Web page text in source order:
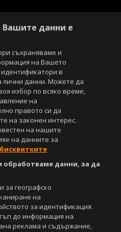
Вашите данни е
съхраняваме и
на Вашето
идентификатори в
лични данни. Можете да
избор по всяко време,
на
правото си да
на законен интерес.
на нашите
на данните за
данни, за да
за географско
на
за идентификация.
до информация на
реклама и съдържание,